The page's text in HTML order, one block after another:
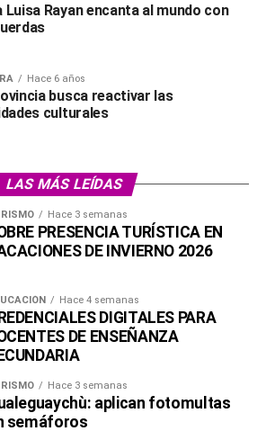
Luisa Rayan encanta al mundo con
Hace 6 años
busca reactivar las
culturales
LAS MÁS LEÍDAS
Hace 3 semanas
PRESENCIA TURÍSTICA EN
DE INVIERNO 2026
Hace 4 semanas
DIGITALES PARA
DE ENSEÑANZA
Hace 3 semanas
aplican fotomultas
semáforos